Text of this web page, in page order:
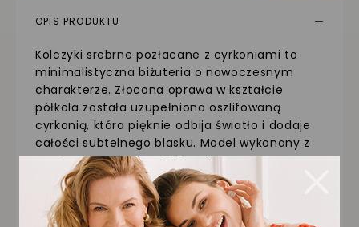
OPIS PRODUKTU
Kolczyki srebrne pozłacane z cyrkoniami to
minimalistyczna biżuteria o nowoczesnym
charakterze. Złocona oprawa w kształcie
półkola została uzupełniona oszlifowaną
cyrkonią, która pięknie odbija światło i dodaje
całości subtelnego blasku. Model wykonany z
pozłacanego srebra 925 zachwyca prostotą
formy i nowoczesnym wykończeniem. To
delikatny dodatek, który doskonale sprawdzi się
w codziennych stylizacjach, ale także w